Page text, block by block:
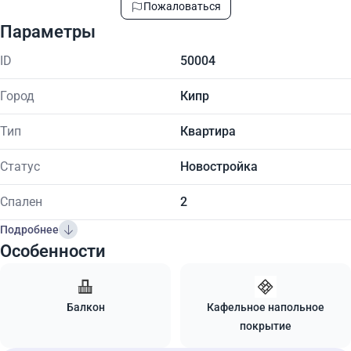
Пожаловаться
Параметры
ID 50004
Город Кипр
Тип Квартира
Статус Новостройка
Спален 2
Подробнее
Особенности
Балкон
Кафельное напольное
покрытие